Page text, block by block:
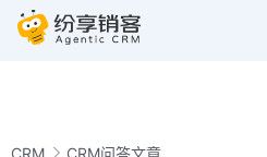
CRM CRM问答文章